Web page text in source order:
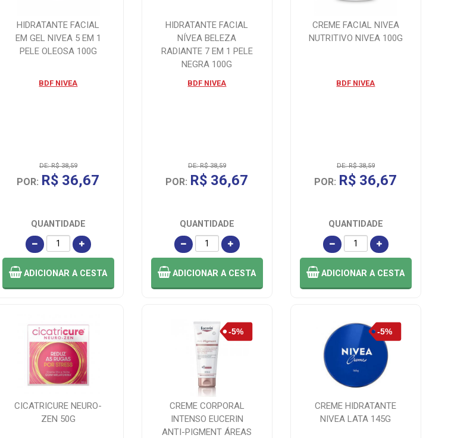
HIDRATANTE FACIAL
EM GEL NIVEA 5 EM 1
PELE OLEOSA 100G
BDF NIVEA
DE: R$ 38,59
POR: R$ 36,67
QUANTIDADE
ADICIONARA CESTA
HIDRATANTE FACIAL
NÍVEA BELEZA
RADIANTE 7 EM 1 PELE
NEGRA 100G
BDF NIVEA
DE: R$ 38,59
POR: R$ 36,67
QUANTIDADE
ADICIONARA CESTA
CREME FACIAL NIVEA
NUTRITIVO NIVEA 100G
BDF NIVEA
DE: R$ 38,59
POR: R$ 36,67
QUANTIDADE
ADICIONARA CESTA
CICATRICURE NEURO-
ZEN 50G
CREME CORPORAL
INTENSO EUCERIN
ANTI-PIGMENT ÁREAS
CREME HIDRATANTE
NIVEA LATA 145G